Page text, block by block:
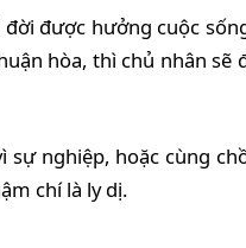
được hưởng cuộc
hòa, thì chủ nhân sẽ
nghiệp, hoặc cùng
chí là ly dị.